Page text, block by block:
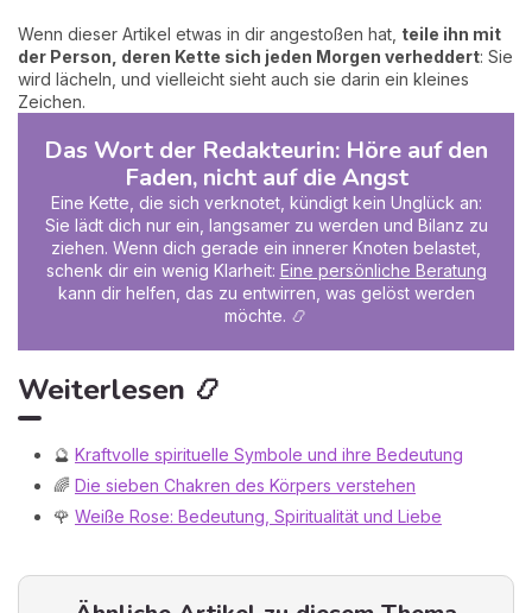
Wenn dieser Artikel etwas in dir angestoßen hat, teile ihn mit
der Person, deren Kette sich jeden Morgen verheddert: Sie
wird lächeln, und vielleicht sieht auch sie darin ein kleines
Zeichen.
Das Wort der Redakteurin: Höre auf den
Faden, nicht auf die Angst
Eine Kette, die sich verknotet, kündigt kein Unglück an:
Sie lädt dich nur ein, langsamer zu werden und Bilanz zu
ziehen. Wenn dich gerade ein innerer Knoten belastet,
schenk dir ein wenig Klarheit: Eine persönliche Beratung
kann dir helfen, das zu entwirren, was gelöst werden
möchte. 📿
Weiterlesen 📿
🔮 Kraftvolle spirituelle Symbole und ihre Bedeutung
🌈 Die sieben Chakren des Körpers verstehen
🌹 Weiße Rose: Bedeutung, Spiritualität und Liebe